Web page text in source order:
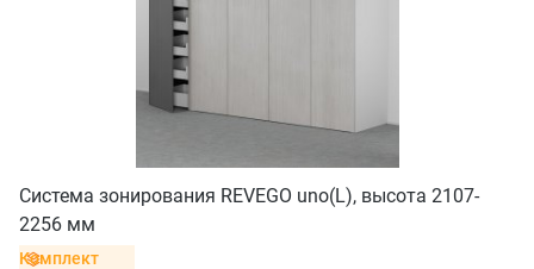
Система зонирования REVEGO uno(L), высота 2107-
2256 мм
Комплект